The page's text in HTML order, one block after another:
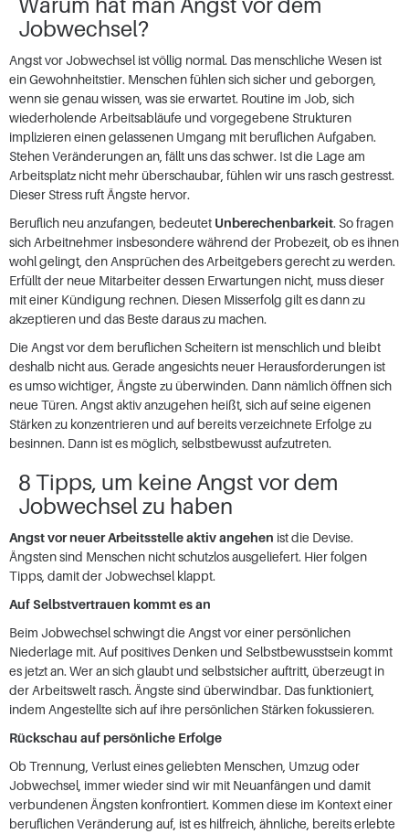
Jobwechsel?
Angst vor Jobwechsel ist völlig normal. Das menschliche Wesen ist
ein Gewohnheitstier. Menschen fühlen sich sicher und geborgen,
wenn sie genau wissen, was sie erwartet. Routine im Job, sich
wiederholende Arbeitsabläufe und vorgegebene Strukturen
implizieren einen gelassenen Umgang mit beruflichen Aufgaben.
Stehen Veränderungen an, fällt uns das schwer. Ist die Lage am
Arbeitsplatz nicht mehr überschaubar, fühlen wir uns rasch gestresst.
Dieser Stress ruft Ängste hervor.
Beruflich neu anzufangen, bedeutet Unberechenbarkeit. So fragen
sich Arbeitnehmer insbesondere während der Probezeit, ob es ihnen
wohl gelingt, den Ansprüchen des Arbeitgebers gerecht zu werden.
Erfüllt der neue Mitarbeiter dessen Erwartungen nicht, muss dieser
mit einer Kündigung rechnen. Diesen Misserfolg gilt es dann zu
akzeptieren und das Beste daraus zu machen.
Die Angst vor dem beruflichen Scheitern ist menschlich und bleibt
deshalb nicht aus. Gerade angesichts neuer Herausforderungen ist
es umso wichtiger, Ängste zu überwinden. Dann nämlich öffnen sich
neue Türen. Angst aktiv anzugehen heißt, sich auf seine eigenen
Stärken zu konzentrieren und auf bereits verzeichnete Erfolge zu
besinnen. Dann ist es möglich, selbstbewusst aufzutreten.
8 Tipps, um keine Angst vor dem
Jobwechsel zu haben
Angst vor neuer Arbeitsstelle aktiv angehen ist die Devise.
Ängsten sind Menschen nicht schutzlos ausgeliefert. Hier folgen
Tipps, damit der Jobwechsel klappt.
Auf Selbstvertrauen kommt es an
Beim Jobwechsel schwingt die Angst vor einer persönlichen
Niederlage mit. Auf positives Denken und Selbstbewusstsein kommt
es jetzt an. Wer an sich glaubt und selbstsicher auftritt, überzeugt in
der Arbeitswelt rasch. Ängste sind überwindbar. Das funktioniert,
indem Angestellte sich auf ihre persönlichen Stärken fokussieren.
Rückschau auf persönliche Erfolge
Ob Trennung, Verlust eines geliebten Menschen, Umzug oder
Jobwechsel, immer wieder sind wir mit Neuanfängen und damit
verbundenen Ängsten konfrontiert. Kommen diese im Kontext einer
beruflichen Veränderung auf, ist es hilfreich, ähnliche, bereits erlebte